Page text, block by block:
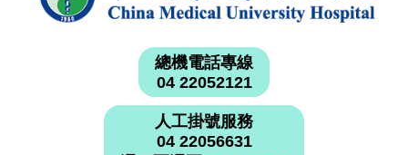
總機電話專線
04 22052121
人工掛號服務
04 22056631